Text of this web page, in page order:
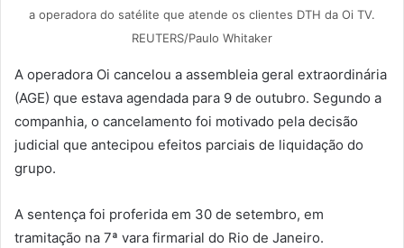
a operadora do satélite que atende os clientes DTH da Oi TV.
REUTERS/Paulo Whitaker
A operadora Oi cancelou a assembleia geral extraordinária
(AGE) que estava agendada para 9 de outubro. Segundo a
companhia, o cancelamento foi motivado pela decisão
judicial que antecipou efeitos parciais de liquidação do
grupo.
A sentença foi proferida em 30 de setembro, em
tramitação na 7ª vara firmarial do Rio de Janeiro.